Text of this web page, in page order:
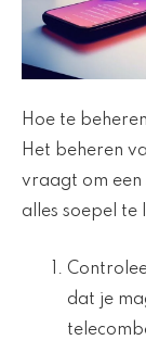
Hoe te
Het beheren
vraagt om een
alles soepel te
dat je